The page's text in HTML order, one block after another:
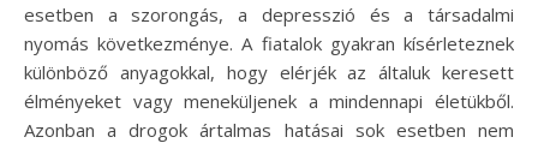
esetben a szorongás, a depresszió és a társadalmi
nyomás következménye. A fiatalok gyakran kísérleteznek
különböző anyagokkal, hogy elérjék az általuk keresett
élményeket vagy meneküljenek a mindennapi életükből.
Azonban a drogok ártalmas hatásai sok esetben nem